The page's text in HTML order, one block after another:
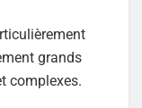
grands
complexes.